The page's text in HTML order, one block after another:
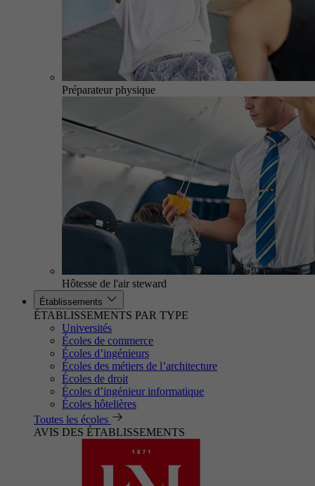
Préparateur physique
Hôtesse de l'air steward
Établissements
ÉTABLISSEMENTS PAR TYPE
Universités
Écoles de commerce
Écoles d’ingénieurs
Écoles des métiers de l’architecture
Écoles de droit
Écoles d’ingénieur informatique
Écoles hôtelières
Toutes les écoles
AVIS DES ÉTABLISSEMENTS